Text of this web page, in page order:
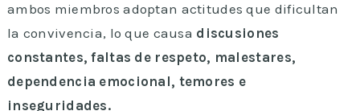
ambos miembros adoptan actitudes que dificultan
la convivencia, lo que causa discusiones
constantes, faltas de respeto, malestares,
dependencia emocional, temores e
inseguridades.